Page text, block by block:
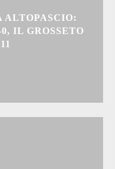
ALTOPASCIO:
IL GROSSETO